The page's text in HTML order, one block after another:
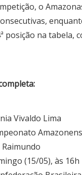
o
posição na tabela,
Vivaldo Lima
(15/05), às 16h